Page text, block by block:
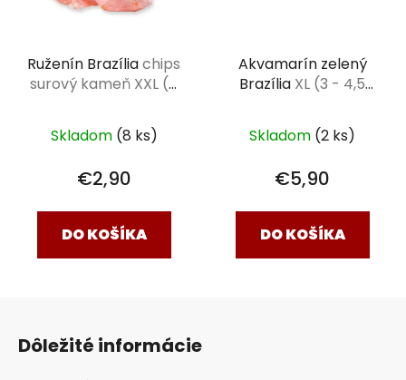
Ruženín Brazíliachips
surový kameň XXL (4
Skladom (8 ks)
€2,90
DO KOŠÍKA
Akvamarín zelený
Brazília XL (3 - 4,5
Skladom (2 ks)
€5,90
DO KOŠÍKA
Dôležité informácie